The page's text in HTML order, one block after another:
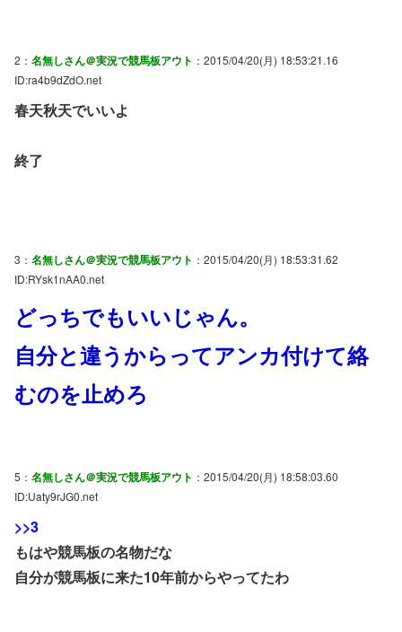
2： 名無しさん＠実況で競馬板アウト ：2015/04/20(月) 18:53:21.16
ID:ra4b9dZdO.net
春天秋天でいいよ
終了
3： 名無しさん＠実況で競馬板アウト ：2015/04/20(月) 18:53:31.62
ID:RYsk1nAA0.net
どっちでもいいじゃん。
自分と違うからってアンカ付けて絡
むのを止めろ
5： 名無しさん＠実況で競馬板アウト ：2015/04/20(月) 18:58:03.60
ID:Uaty9rJG0.net
>>3
もはや競馬板の名物だな
自分が競馬板に来た10年前からやってたわ